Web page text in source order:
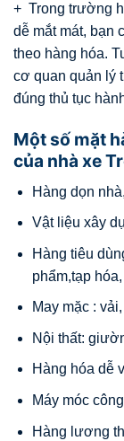
+ Trong trường
dễ mắt mát, bạn
theo hàng hóa.
cơ quan quản lý
đúng thủ tục
Một số mặt
của nhà xe
Hàng dọn
Vật liệu xây
Hàng tiêu
phẩm,tạp
May mặc :
Nội thất:
Hàng hóa dễ
Máy móc
Hàng lương